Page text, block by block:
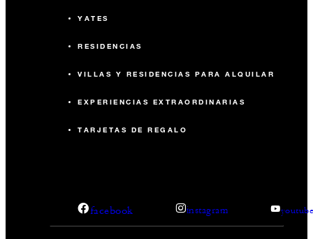
YATES
RESIDENCIAS
VILLAS Y RESIDENCIAS PARA ALQUILAR
EXPERIENCIAS EXTRAORDINARIAS
TARJETAS DE REGALO
facebook instagram